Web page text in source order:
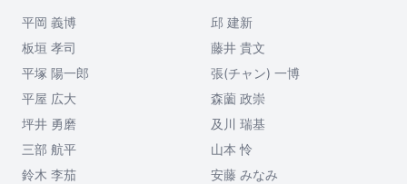
平岡 義博
邱 建新
板垣 孝司
藤井 貴文
平塚 陽一郎
張(チャン) 一博
平屋 広大
森薗 政崇
坪井 勇磨
及川 瑞基
三部 航平
山本 怜
鈴木 李茄
安藤 みなみ